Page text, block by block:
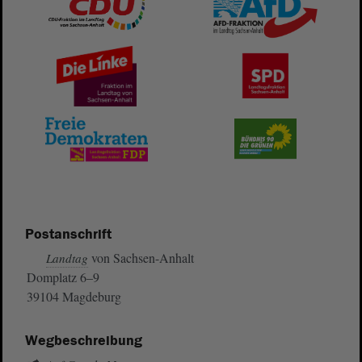
Postanschrift
Landtag von Sachsen-Anhalt
Domplatz 6–9
39104 Magdeburg
Wegbeschreibung